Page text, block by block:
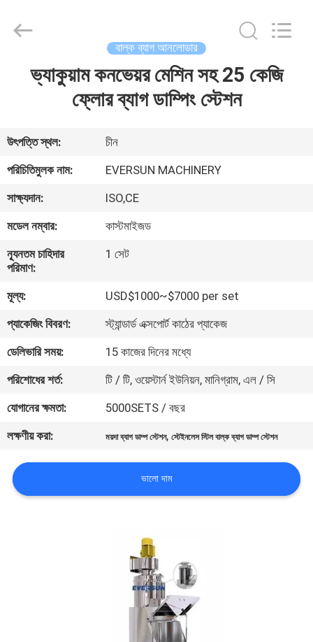
VR
প্রদর্শন
আমাদের
সম্পর্কে
কারখানা
ভ্রমণ
মান
নিয়ন্ত্রণ
যোগাযোগ
করুন
বাল্ক ব্যাগ আনলোডার
ভ্যাকুয়াম কনভেয়র মেশিন সহ 25 কেজি
ফ্লোর ব্যাগ ডাম্পিং স্টেশন
উৎপত্তি স্থল:
চীন
পরিচিতিমুলক নাম:
EVERSUN MACHINERY
সাক্ষ্যদান:
ISO,CE
মডেল নম্বার:
কাস্টমাইজড
ন্যূনতম চাহিদার
পরিমাণ:
1 সেট
মূল্য:
USD$1000~$7000 per set
প্যাকেজিং বিবরণ:
স্ট্যান্ডার্ড এক্সপোর্ট কাঠের প্যাকেজ
ডেলিভারি সময়:
15 কাজের দিনের মধ্যে
পরিশোধের শর্ত:
টি / টি, ওয়েস্টার্ন ইউনিয়ন, মানিগ্রাম, এল / সি
যোগানের ক্ষমতা:
5000SETS / বছর
লক্ষণীয় করা:
ময়দা ব্যাগ ডাম্প স্টেশন,স্টেইনলেস স্টিল বাল্ক ব্যাগ ডাম্প স্টেশন
ভালো দাম